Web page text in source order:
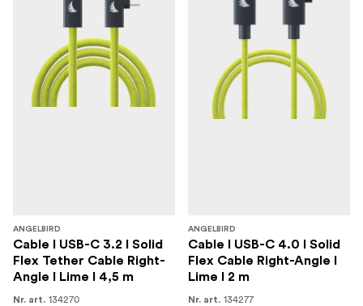
ANGELBIRD
Cable I USB-C 3.2 I Solid
Flex Tether Cable Right-
Angle I Lime I 4,5 m
Nr. art. 134270
ANGELBIRD
Cable I USB-C 4.0 I Solid
Flex Cable Right-Angle I
Lime I 2 m
Nr. art. 134277